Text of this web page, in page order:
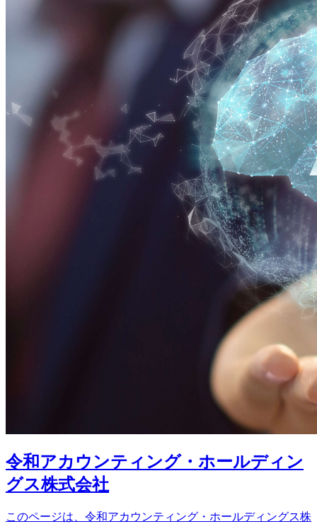
令和アカウンティング・ホールディン
グス株式会社
このページは、令和アカウンティング・ホールディングス株